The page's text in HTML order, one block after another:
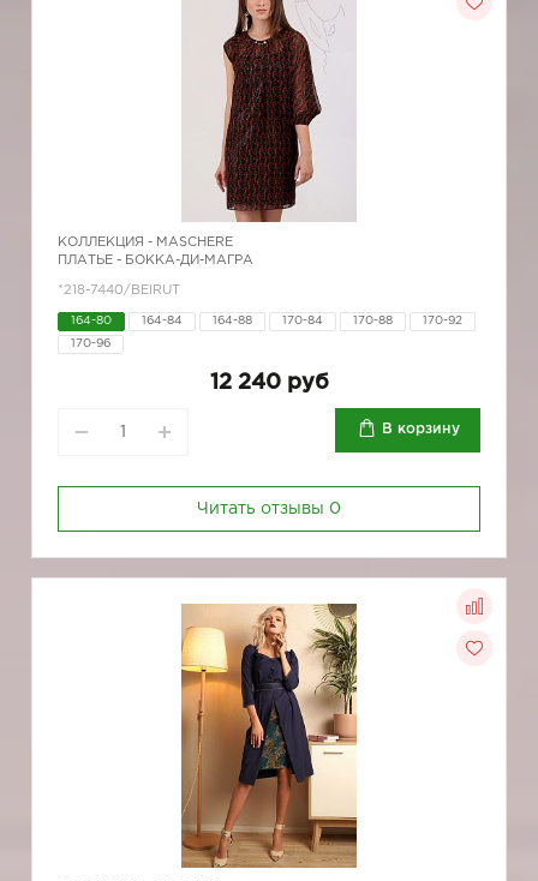
КОЛЛЕКЦИЯ - MASCHERE
ПЛАТЬЕ - БОККА-ДИ-МАГРА
*218-7440/BEIRUT
164-80 164-84 164-88 170-84 170-88 170-92
170-96
12 240 руб
В корзину
Читать отзывы 0